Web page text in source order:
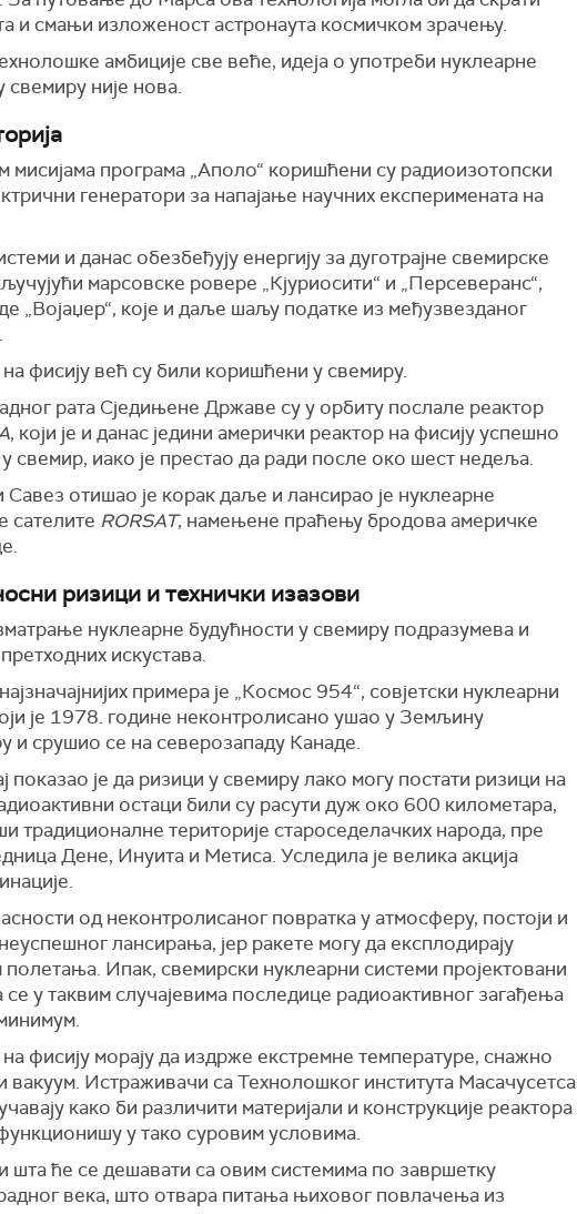
и смањи изложеност астронаута космичком зрачењу.
амбиције све веће, идеја о употреби нуклеарне
свемиру није нова.
мисијама програма „Аполо“ коришћени су радиоизотопски
генератори за напајање научних експеримената на
и данас обезбеђују енергију за дуготрајне свемирске
марсовске ровере „Кјуриосити“ и „Персеверанс“,
„Војаџер“, које и даље шаљу податке из међузвезданог
фисију већ су били коришћени у свемиру.
рата Сједињене Државе су у орбиту послале реактор
, који је и данас једини амерички реактор на фисију успешно
свемир, иако је престао да ради после око шест недеља.
Савез отишао је корак даље и лансирао је нуклеарне
сателите RORSAT, намењене праћењу бродова америчке
ризици и технички изазови
нуклеарне будућности у свемиру подразумева и
искустава.
примера је „Космос 954“, совјетски нуклеарни
је 1978. године неконтролисано ушао у Земљину
и срушио се на северозападу Канаде.
показао је да ризици у свемиру лако могу постати ризици на
остаци били су расути дуж око 600 километара,
традиционалне територије староседелачких народа, пре
Дене, Инуита и Метиса. Уследила је велика акција
од неконтролисаног повратка у атмосферу, постоји и
лансирања, јер ракете могу да експлодирају
Ипак, свемирски нуклеарни системи пројектовани
се у таквим случајевима последице радиоактивног загађења
фисију морају да издрже екстремне температуре, снажно
вакуум. Истраживачи са Технолошког института Масачусетса
како би различити материјали и конструкције реактора
у тако суровим условима.
шта ће се дешавати са овим системима по завршетку
века, што отвара питања њиховог повлачења из